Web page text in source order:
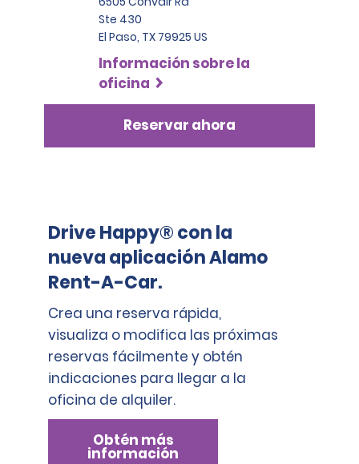
Ste 430
El Paso, TX 79925 US
Información sobre la
oficina
Reservar ahora
Drive Happy® con la
nueva aplicación Alamo
Rent-A-Car.
Crea una reserva rápida,
visualiza o modifica las próximas
reservas fácilmente y obtén
indicaciones para llegar a la
oficina de alquiler.
Obtén más
información